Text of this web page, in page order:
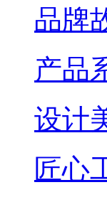
品牌
产品
设计
匠心